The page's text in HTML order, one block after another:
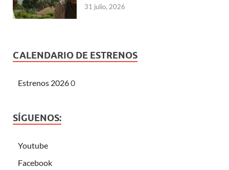
31 julio, 2026
CALENDARIO DE ESTRENOS
Estrenos 20260
SÍGUENOS:
Youtube
Facebook